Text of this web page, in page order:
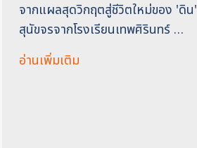
จากแผลสุดวิกฤตสู่ชีวิตใหม่ของ 'ดิน'
สุนัขจรจากโรงเรียนเทพศิรินทร์ …
อ่านเพิ่มเติม